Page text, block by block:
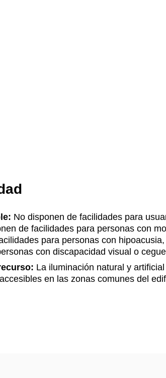
No disponen de facilidades para
de facilidades para personas con
para personas con
con discapacidad visual o
La iluminación natural y
en las zonas comunes del